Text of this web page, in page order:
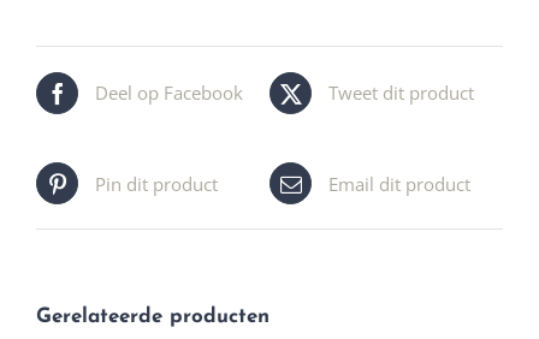
Deel op Facebook Tweet dit product
Pin dit product Email dit product
Gerelateerde producten